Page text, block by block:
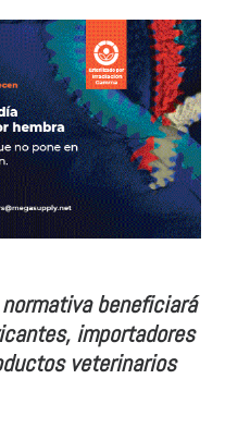
beneficiará
importadores
veterinarios